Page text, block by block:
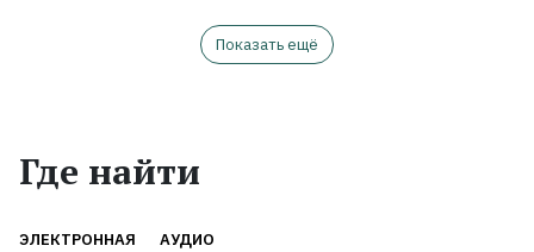
Показать ещё
Где найти
ЭЛЕКТРОННАЯ АУДИО